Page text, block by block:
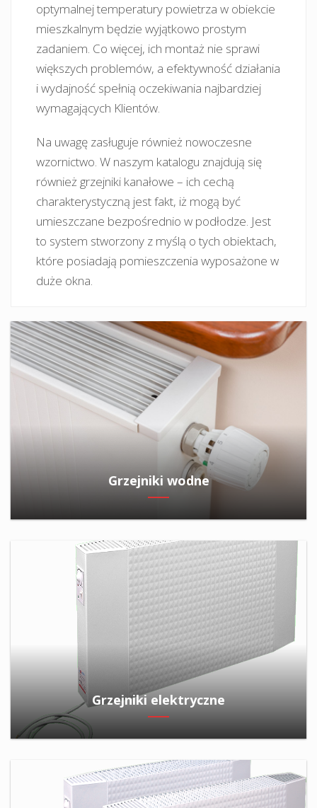
optymalnej temperatury powietrza w obiekcie
mieszkalnym będzie wyjątkowo prostym
zadaniem. Co więcej, ich montaż nie sprawi
większych problemów, a efektywność działania
i wydajność spełnią oczekiwania najbardziej
wymagających Klientów.
Na uwagę zasługuje również nowoczesne
wzornictwo. W naszym katalogu znajdują się
również grzejniki kanałowe – ich cechą
charakterystyczną jest fakt, iż mogą być
umieszczane bezpośrednio w podłodze. Jest
to system stworzony z myślą o tych obiektach,
które posiadają pomieszczenia wyposażone w
duże okna.
Grzejniki wodne
Grzejniki elektryczne